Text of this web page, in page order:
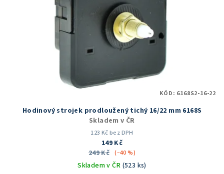
Hodinový strojek prodloužený tichý 16/22 mm 6168S
Skladem v ČR
123 Kč bez DPH
149 Kč
249 Kč (–40 %)
Skladem v ČR (523 ks)
KÓD: 6168S2-16-22